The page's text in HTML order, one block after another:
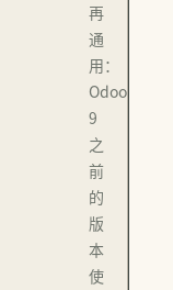
再
通
用：
Odoo
9
之
前
的
版
本
使